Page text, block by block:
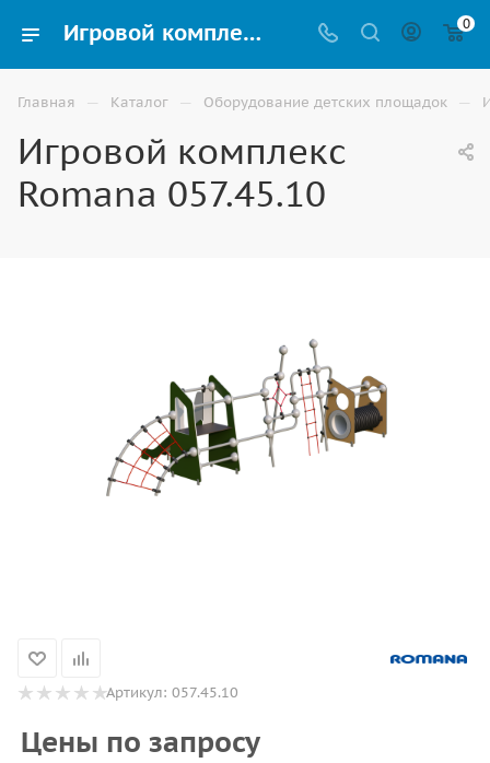
Игровой комплекс Romana 057.45.10 купить для улицы в Астрахани 0
Главная — Каталог — Оборудование детских площадок —
Игровой комплекс
Romana 057.45.10
Артикул: 057.45.10
Цены по запросу